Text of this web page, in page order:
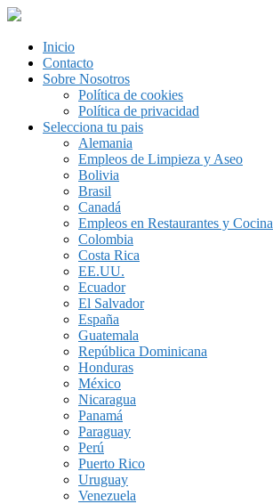
Inicio
Contacto
Sobre Nosotros
Política de cookies
Política de privacidad
Selecciona tu pais
Alemania
Empleos de Limpieza y Aseo
Bolivia
Brasil
Canadá
Empleos en Restaurantes y Cocina
Colombia
Costa Rica
EE.UU.
Ecuador
El Salvador
España
Guatemala
República Dominicana
Honduras
México
Nicaragua
Panamá
Paraguay
Perú
Puerto Rico
Uruguay
Venezuela